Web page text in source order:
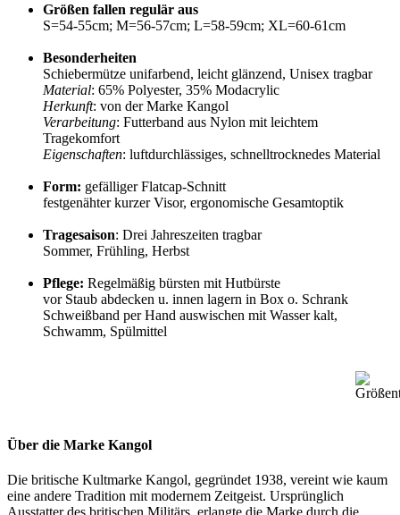
Größen fallen regulär aus
S=54-55cm; M=56-57cm; L=58-59cm; XL=60-61cm
Besonderheiten
Schiebermütze unifarbend, leicht glänzend, Unisex tragbar
Material: 65% Polyester, 35% Modacrylic
Herkunft: von der Marke Kangol
Verarbeitung: Futterband aus Nylon mit leichtem
Tragekomfort
Eigenschaften: luftdurchlässiges, schnelltrocknedes Material
Form: gefälliger Flatcap-Schnitt
festgenähter kurzer Visor, ergonomische Gesamtoptik
Tragesaison: Drei Jahreszeiten tragbar
Sommer, Frühling, Herbst
Pflege: Regelmäßig bürsten mit Hutbürste
vor Staub abdecken u. innen lagern in Box o. Schrank
Schweißband per Hand auswischen mit Wasser kalt,
Schwamm, Spülmittel
Über die Marke Kangol
Die britische Kultmarke Kangol, gegründet 1938, vereint wie kaum
eine andere Tradition mit modernem Zeitgeist. Ursprünglich